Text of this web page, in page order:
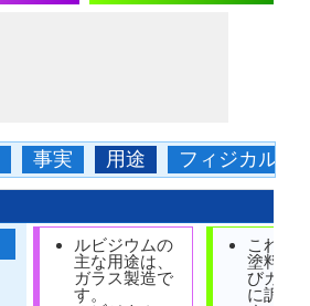
事実 用途 フィジカル
ルビジウムの
主な用途は、
ガラス製造で
す。
これは
塗料製
びガラ
に訴え